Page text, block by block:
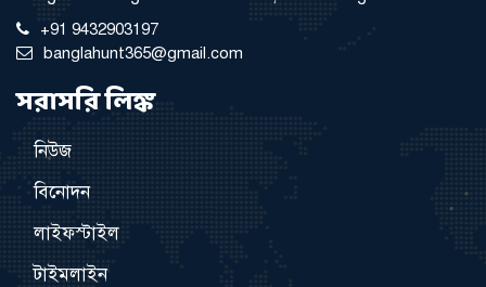
+91 9432903197
banglahunt365@gmail.com
সরাসরি লিঙ্ক
নিউজ
বিনোদন
লাইফস্টাইল
টাইমলাইন